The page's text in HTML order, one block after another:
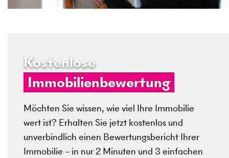
Kostenlose
Immobilienbewertung
Möchten Sie wissen, wie viel Ihre Immobilie
wert ist? Erhalten Sie jetzt kostenlos und
unverbindlich einen Bewertungsbericht Ihrer
Immobilie – in nur 2 Minuten und 3 einfachen